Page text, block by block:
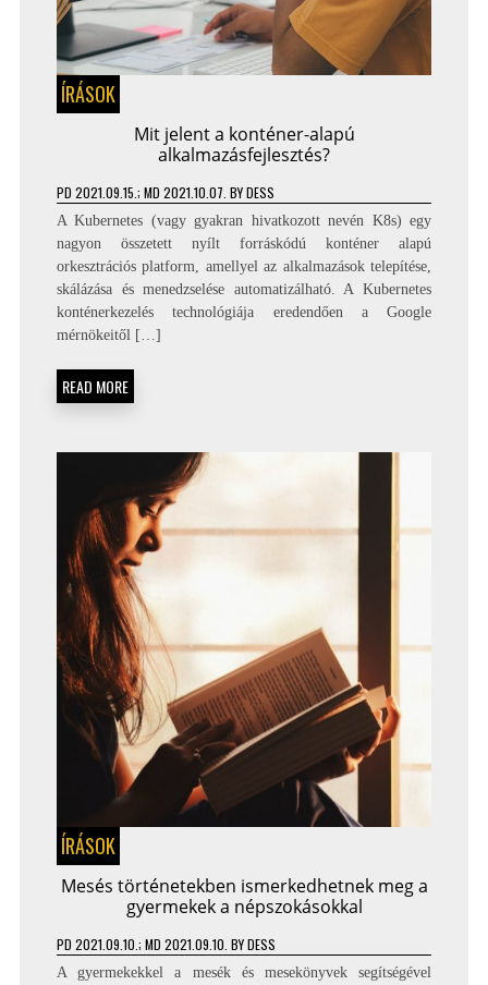
ÍRÁSOK
Mit jelent a konténer-alapú
alkalmazásfejlesztés?
PD 2021.09.15. ; MD 2021.10.07. BYDESS
A Kubernetes (vagy gyakran hivatkozott nevén K8s) egy
nagyon összetett nyílt forráskódú konténer alapú
orkesztrációs platform, amellyel az alkalmazások telepítése,
skálázása és menedzselése automatizálható. A Kubernetes
konténerkezelés technológiája eredendően a Google
mérnökeitől […]
READ MORE
ÍRÁSOK
Mesés történetekben ismerkedhetnek meg a
gyermekek a népszokásokkal
PD 2021.09.10. ; MD 2021.09.10. BYDESS
A gyermekekkel a mesék és mesekönyvek segítségével